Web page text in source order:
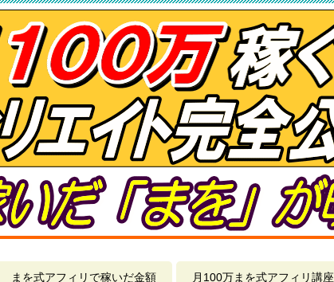
まを式アフィリで稼いだ金額 月100万まを式アフィリ講座